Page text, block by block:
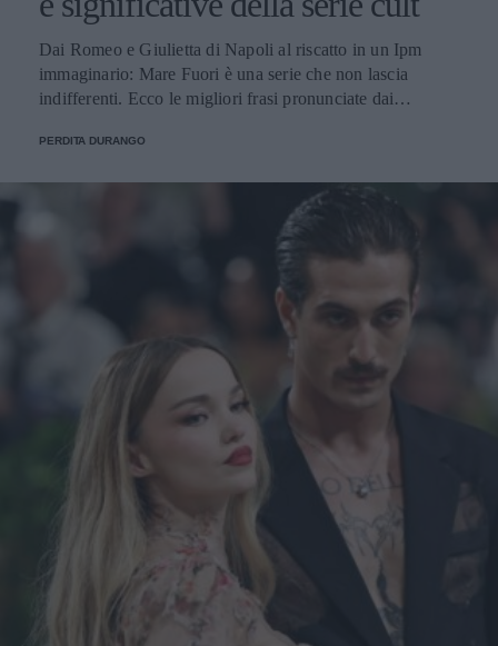
Dai Romeo e Giulietta di Napoli al riscatto in un Ipm
immaginario: Mare Fuori è una serie che non lascia
indifferenti. Ecco le migliori frasi pronunciate dai
PERDITA DURANGO